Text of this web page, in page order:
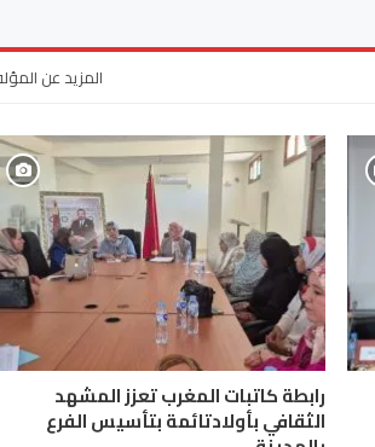
المزيد عن
رابطة كاتبات المغرب تعزز المشهد
الثقافي بأولادتائمة بتأسيس الفرع